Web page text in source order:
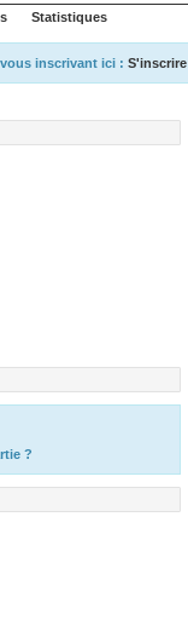
Statistiques
inscrivant ici : S'inscrire
?